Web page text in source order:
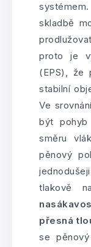
skladbě
proto je
(EPS), že
stabilní
Ve
být
směru
pěnový
tlakově
přesná
se